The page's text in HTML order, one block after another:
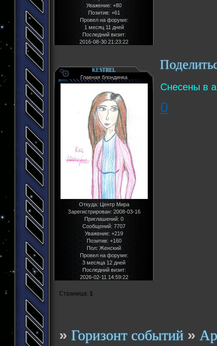
Уважение: +80
Позитив: +61
Провел на форуме:
1 месяц 11 дней
Последний визит:
2016-08-30 21:23:22
KESTREL
Главная блондинка
Откуда: Центр Мира
Зарегистрирован: 2008-03-16
Приглашений: 0
Сообщений: 7707
Уважение: +219
Позитив: +160
Пол:Женский
Провел на форуме:
3 месяца 12 дней
Последний визит:
2026-02-11 14:59:22
Снесены в
0
Страница: 1
»Горизонт событий »